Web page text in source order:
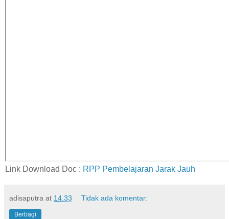
Link Download Doc : RPP Pembelajaran Jarak Jauh
adisaputra at 14.33 Tidak ada komentar:
Berbagi